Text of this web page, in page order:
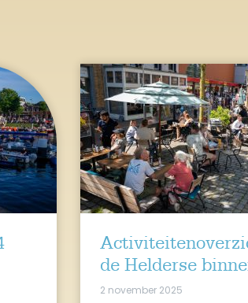
de Helderse
2 november 2025